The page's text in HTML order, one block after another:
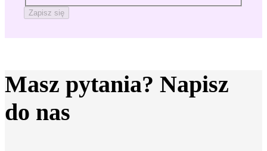
Zapisz się
Masz pytania? Napisz
do nas